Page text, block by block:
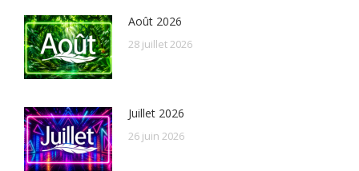
Août 2026
28 juillet 2026
Juillet 2026
26 juin 2026